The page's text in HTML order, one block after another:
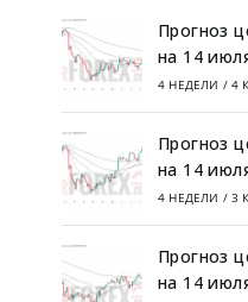
Прогноз
на 14
4 НЕДЕЛИ / 4
Прогноз
на 14
4 НЕДЕЛИ / 3
Прогноз
на 14